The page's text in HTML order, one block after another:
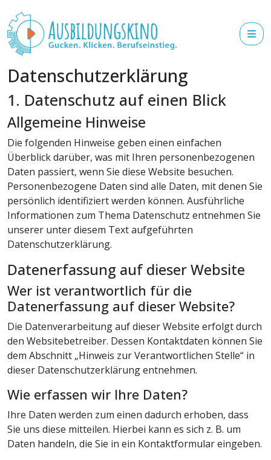
Datenschutz­erklärung
1. Datenschutz auf einen Blick
Allgemeine Hinweise
Die folgenden Hinweise geben einen einfachen
Überblick darüber, was mit Ihren personenbezogenen
Daten passiert, wenn Sie diese Website besuchen.
Personenbezogene Daten sind alle Daten, mit denen Sie
persönlich identifiziert werden können. Ausführliche
Informationen zum Thema Datenschutz entnehmen Sie
unserer unter diesem Text aufgeführten
Datenschutzerklärung.
Datenerfassung auf dieser Website
Wer ist verantwortlich für die
Datenerfassung auf dieser Website?
Die Datenverarbeitung auf dieser Website erfolgt durch
den Websitebetreiber. Dessen Kontaktdaten können Sie
dem Abschnitt „Hinweis zur Verantwortlichen Stelle“ in
dieser Datenschutzerklärung entnehmen.
Wie erfassen wir Ihre Daten?
Ihre Daten werden zum einen dadurch erhoben, dass
Sie uns diese mitteilen. Hierbei kann es sich z. B. um
Daten handeln, die Sie in ein Kontaktformular eingeben.